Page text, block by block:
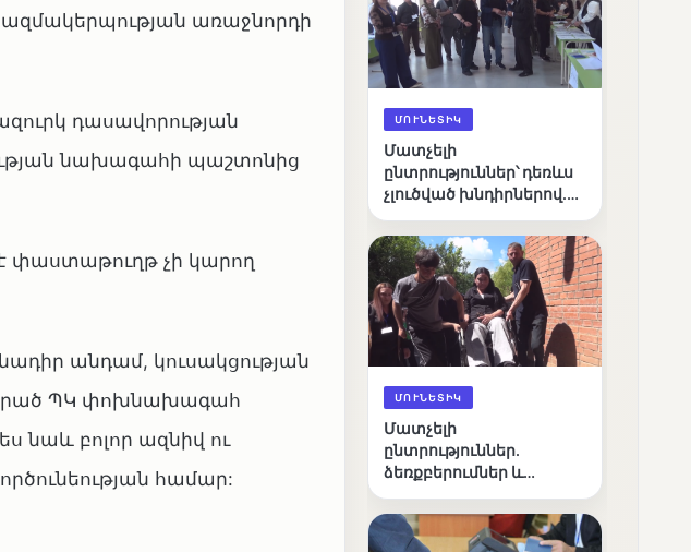
առաջնորդի
դասավորության
նախագահի պաշտոնից
փաստաթուղթ չի կարող
անդամ, կուսակցության
ՊԿ փոխնախագահ
նաև բոլոր ազնիվ ու
համար:
ՄՈՒՆԵՏԻԿ
Մատչելի
ընտրություններ՝ դեռևս
չլուծված խնդիրներով.
դիտորդական
առաքելության
արդյունքները
ՄՈՒՆԵՏԻԿ
Մատչելի
ընտրություններ.
ձեռքբերումներ և
բացթողումներ